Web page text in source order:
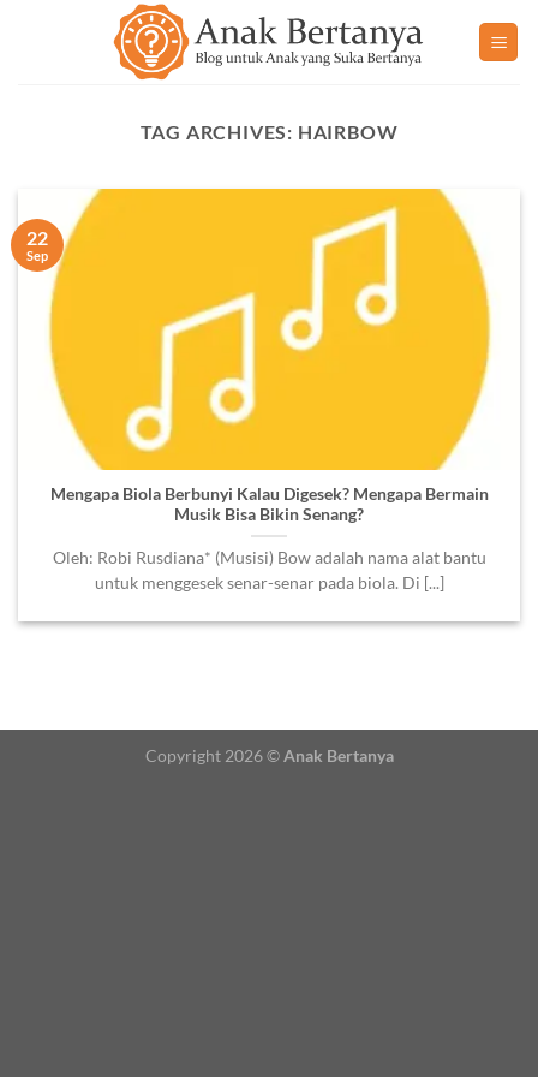
TAG ARCHIVES: HAIRBOW
Mengapa Biola Berbunyi Kalau Digesek? Mengapa Bermain
Musik Bisa Bikin Senang?
Oleh: Robi Rusdiana* (Musisi) Bow adalah nama alat bantu
untuk menggesek senar-senar pada biola. Di [...]
22
Sep
Copyright 2026 ©Anak Bertanya